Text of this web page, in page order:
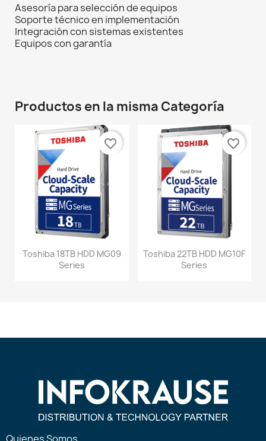
Asesoría para selección de equipos
Soporte técnico en implementación
Integración con sistemas existentes
Equipos con garantía
Productos en la misma Categoría
Toshiba 18TB HDD MG09
Series
favorite_border
Toshiba 22TB HDD MG10F
Series
favorite_border